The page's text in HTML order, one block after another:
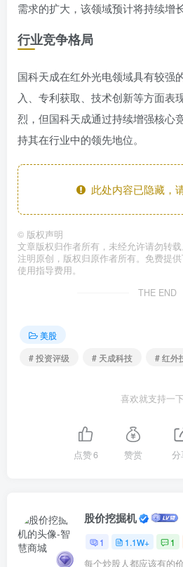
需求的扩大，该领域预计将持续增长
行业竞争格局
国科天成在红外光电领域具有较强
入、专利获取、技术创新等方面表
烈，但国科天成通过持续增强核心
持其在行业中的领先地位。
此处内容已隐藏，
© 版权声明
文章版权归作者所有，未经允许请勿转
注明原创，版权归原作者所有。免费提
使用指导费用。
THE END
美股
# 投资评级
# 天成科技 # 红外
喜欢就支持一
点赞6 赞赏 分
股价挖掘机
1 1.1W+ 1